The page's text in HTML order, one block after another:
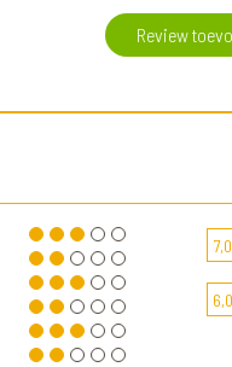
Review
7,0
6,0